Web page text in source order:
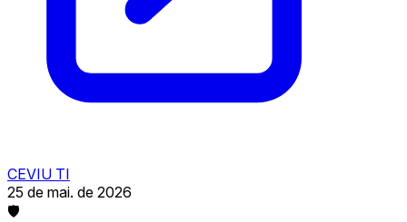
CEVIU TI
25 de mai. de 2026
🛡